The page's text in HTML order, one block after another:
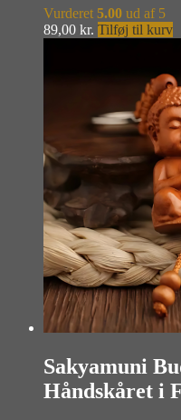
Vurderet 5.00 ud af 5
89,00 kr. Tilføj til kurv
Sakyamuni
Håndskåret i